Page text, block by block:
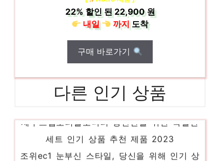
22%할인 된22,900 원
내일
까지도착
구매 바로가기
다른 인기 상품
세트 인기 상품 추천 제품 2023
조위ec1 눈부신 스타일, 당신을 위해 인기 상